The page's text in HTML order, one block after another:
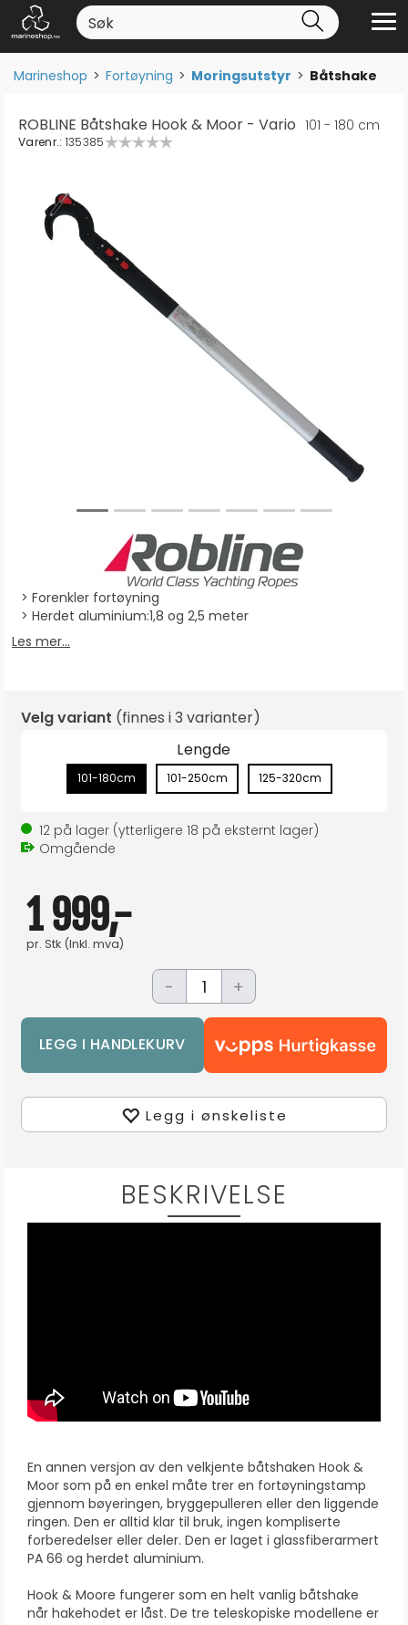
Marineshop>Fortøyning>Moringsutstyr>Båtshake
ROBLINE Båtshake Hook & Moor - Vario 101 - 180 cm
Varenr.: 135385
Forenkler fortøyning
Herdet aluminium:1,8 og 2,5 meter
Les mer...
Velg variant (finnes i3 varianter)
Lengde
101-180cm 101-250cm 125-320cm
12 på lager (ytterligere 18 på eksternt lager)
Omgående
1 999,-
pr. Stk (Inkl. mva)
- +
Legg i ønskeliste
BESKRIVELSE
En annen versjon av den velkjente båtshaken Hook &
Moor som på en enkel måte trer en fortøyningstamp
gjennom bøyeringen, bryggepulleren eller den liggende
ringen. Den er alltid klar til bruk, ingen kompliserte
forberedelser eller deler. Den er laget i glassfiberarmert
PA 66 og herdet aluminium.
Hook & Moore fungerer som en helt vanlig båtshake
når hakehodet er låst. De tre teleskopiske modellene er